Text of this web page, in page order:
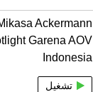
Ackermann
Garena AOV
Indonesia
تشغيل